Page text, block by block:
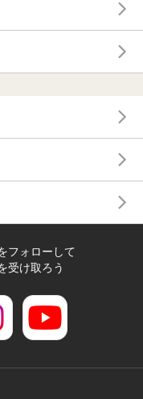
フォローして
受け取ろう